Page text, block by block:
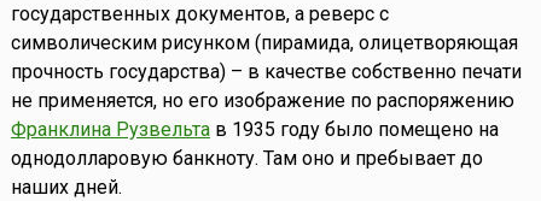
государственных документов, а реверс с
символическим рисунком (пирамида, олицетворяющая
прочность государства) – в качестве собственно печати
не применяется, но его изображение по распоряжению
Франклина Рузвельтав 1935 году было помещено на
однодолларовую банкноту. Там оно и пребывает до
наших дней.